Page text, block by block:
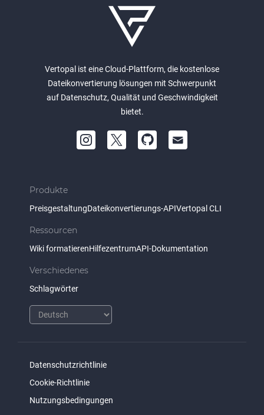
Vertopal ist eine Cloud-Plattform, die kostenlose
Dateikonvertierung lösungen mit Schwerpunkt
auf Datenschutz, Qualität und Geschwindigkeit
bietet.
Produkte
PreisgestaltungDateikonvertierungs-APIVertopal CLI
Ressourcen
Wiki formatierenHilfezentrumAPI-Dokumentation
Verschiedenes
Schlagwörter
Datenschutzrichtlinie
Cookie-Richtlinie
Nutzungsbedingungen